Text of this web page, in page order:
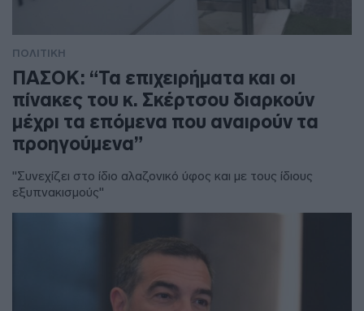
ΠΟΛΙΤΙΚΗ
ΠΑΣΟΚ: “Τα επιχειρήματα και οι
πίνακες του κ. Σκέρτσου διαρκούν
μέχρι τα επόμενα που αναιρούν τα
προηγούμενα”
"Συνεχίζει στο ίδιο αλαζονικό ύφος και με τους ίδιους
εξυπνακισμούς"